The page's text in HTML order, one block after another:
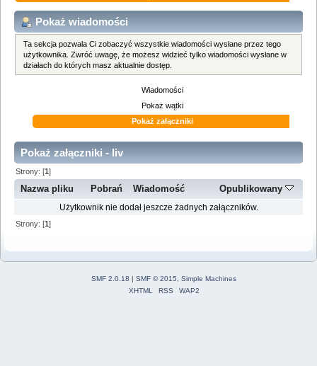
Pokaż wiadomości
Ta sekcja pozwala Ci zobaczyć wszystkie wiadomości wysłane przez tego
użytkownika. Zwróć uwagę, że możesz widzieć tylko wiadomości wysłane w
działach do których masz aktualnie dostęp.
Wiadomości
Pokaż wątki
Pokaż załączniki
Pokaż załączniki - liv
Strony: [1]
Nazwa pliku Pobrań Wiadomość Opublikowany
Użytkownik nie dodał jeszcze żadnych załączników.
Strony: [1]
SMF 2.0.18 | SMF © 2015
Simple Machines
XHTML
RSS WAP2